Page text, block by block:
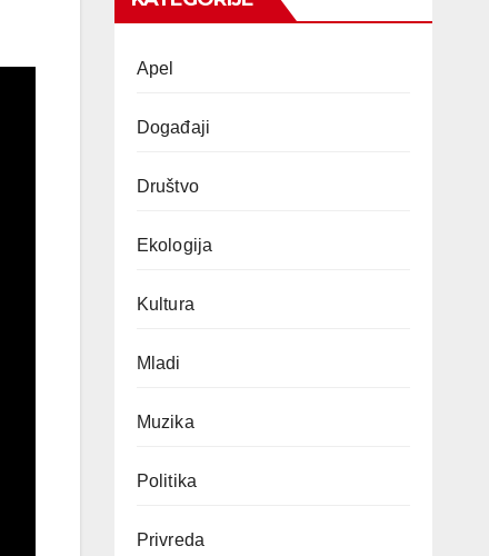
Apel
Događaji
Društvo
Ekologija
Kultura
Mladi
Muzika
Politika
Privreda